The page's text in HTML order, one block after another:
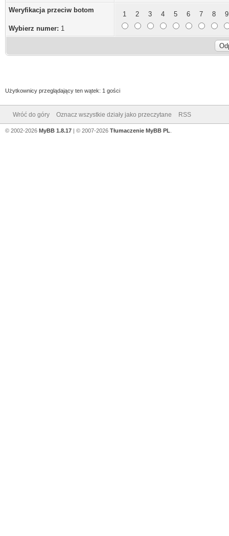
Weryfikacja przeciw botom
Wybierz numer: 1
1 2 3 4 5 6 7 8 9
Użytkownicy przeglądający ten wątek: 1 gości
Wróć do góry Oznacz wszystkie działy jako przeczytane RSS
© 2002-2026 MyBB 1.8.17 | © 2007-2026 Tłumaczenie MyBB PL